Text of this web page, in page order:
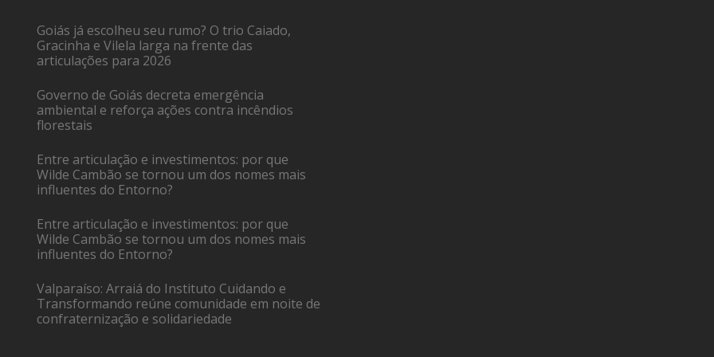
Goiás já escolheu seu rumo? O trio Caiado,
Gracinha e Vilela larga na frente das
articulações para 2026
Governo de Goiás decreta emergência
ambiental e reforça ações contra incêndios
florestais
Entre articulação e investimentos: por que
Wilde Cambão se tornou um dos nomes mais
influentes do Entorno?
Entre articulação e investimentos: por que
Wilde Cambão se tornou um dos nomes mais
influentes do Entorno?
Valparaíso: Arraiá do Instituto Cuidando e
Transformando reúne comunidade em noite de
confraternização e solidariedade